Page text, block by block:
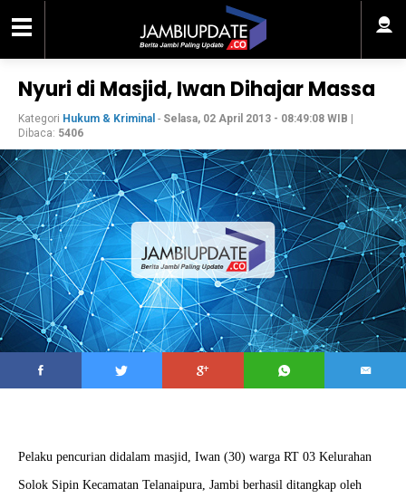
Nyuri di Masjid, Iwan Dihajar Massa
Kategori Hukum & Kriminal - Selasa, 02 April 2013 - 08:49:08 WIB
Dibaca: 5406
Pelaku pencurian didalam masjid, Iwan (30) warga RT 03 Kelurahan
Solok Sipin Kecamatan Telanaipura, Jambi berhasil ditangkap oleh